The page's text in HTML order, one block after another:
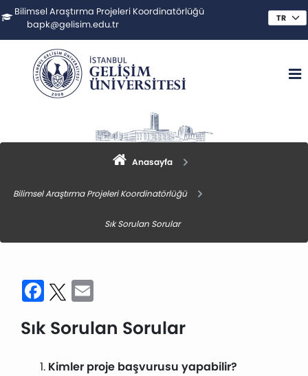
Bilimsel Araştırma Projeleri Koordinatörlüğü
bapk@gelisim.edu.tr
Anasayfa
Bilimsel Araştırma Projeleri Koordinatörlüğü
Sık Sorulan Sorular
Facebook
Twitter
Sık Sorulan Sorular
Kimler proje başvurusu yapabilir?